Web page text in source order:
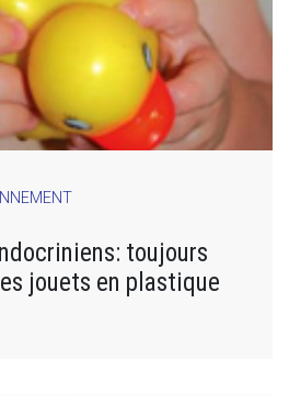
toujours
jouets en plastique